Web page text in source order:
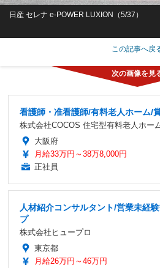
日産 セレナ e-POWER LUXION（5/37）
この記事へ戻
看護師・准看護師/有料老人ホーム/
株式会社COCOS 住宅型有料老人ホー
大阪府
月給33万円～38万8,000円
正社員
人材紹介コンサルタント/営業未経
プ
株式会社ヒュープロ
東京都
月給26万円～46万円